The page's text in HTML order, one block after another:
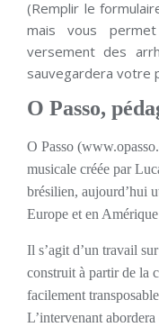
(Remplir le
mais vous
versement des
sauvegardera votre
O Passo,
O Passo
musicale créée par
brésilien, aujourd’hui
Europe et en
Il s’agit d’un travail
construit à partir de la
facilement
L’intervenant